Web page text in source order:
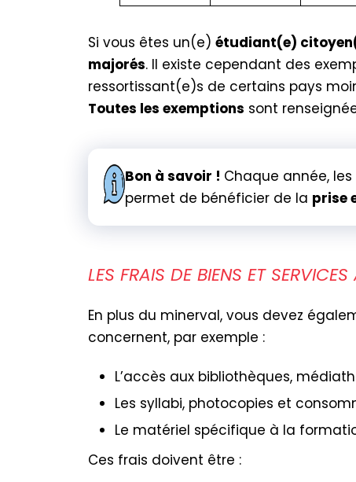
Si vous êtes un(e) étudiant(e)
majorés. Il existe cependant des
ressortissant(e)s de certains pays
Toutes les exemptions sont
Bon à savoir ! Chaque année, les
permet de bénéficier de la prise
LES FRAIS DE BIENS ET
En plus du minerval, vous devez
concernent, par exemple :
L’accès aux bibliothèques,
Les syllabi, photocopies et
Le matériel spécifique à la
Ces frais doivent être :